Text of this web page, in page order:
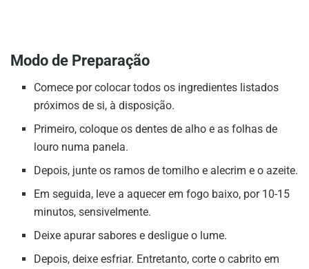
Modo de Preparação
Comece por colocar todos os ingredientes listados
próximos de si, à disposição.
Primeiro, coloque os dentes de alho e as folhas de
louro numa panela.
Depois, junte os ramos de tomilho e alecrim e o azeite.
Em seguida, leve a aquecer em fogo baixo, por 10-15
minutos, sensivelmente.
Deixe apurar sabores e desligue o lume.
Depois, deixe esfriar. Entretanto, corte o cabrito em